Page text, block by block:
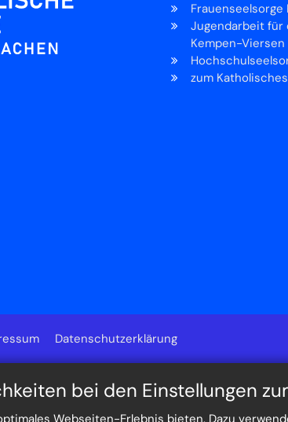
bei den Einstellungen
Webseiten-Erlebnis bieten. Dazu
Frauenseelsorge
Jugendarbeit für
Kempen-Viersen
zum
Datenschutzerklärung